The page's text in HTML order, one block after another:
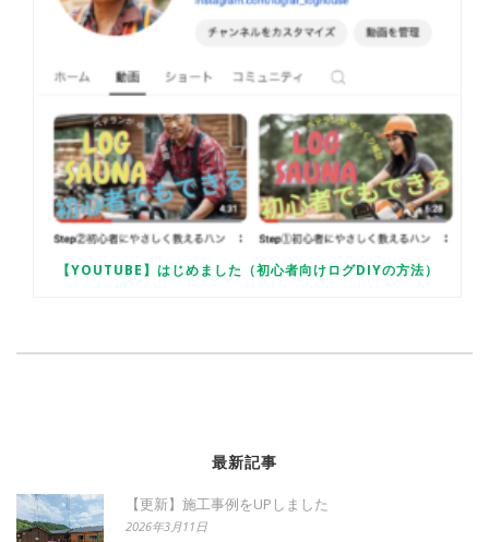
【YOUTUBE】はじめました（初心者向けログDIYの方法）
最新記事
【更新】施工事例をUPしました
2026年3月11日